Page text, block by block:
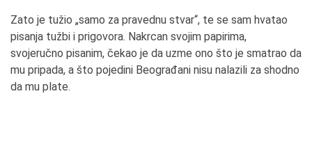
Zato je tužio „samo za pravednu stvar“, te se sam hvatao
pisanja tužbi i prigovora. Nakrcan svojim papirima,
svojeručno pisanim, čekao je da uzme ono što je smatrao da
mu pripada, a što pojedini Beograđani nisu nalazili za shodno
da mu plate.